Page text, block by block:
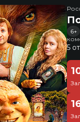
6+
5